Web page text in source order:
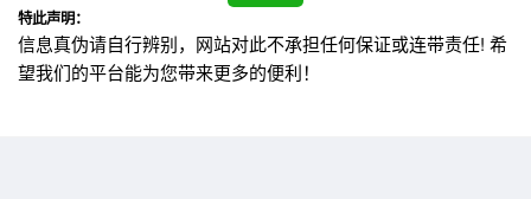
特此声明：
信息真伪请自行辨别，网站对此不承担任何保证或连带责任! 希
望我们的平台能为您带来更多的便利！